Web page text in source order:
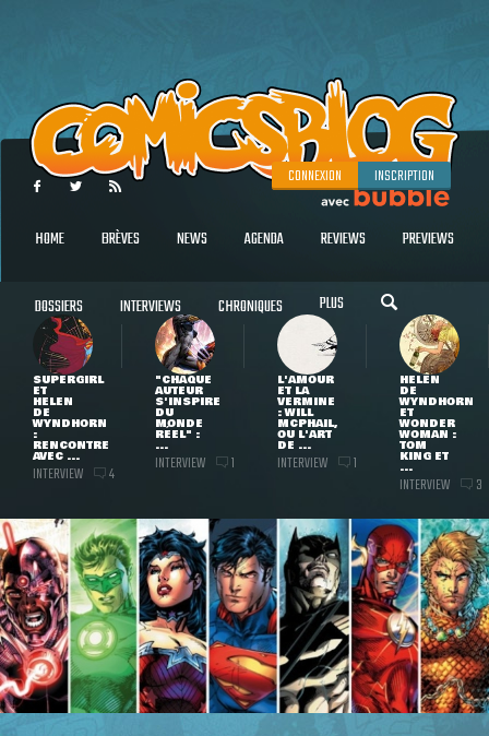
CONNEXION INSCRIPTION
HOME BRÈVES NEWS AGENDA REVIEWS PREVIEWS
DOSSIERS INTERVIEWS CHRONIQUES PLUS
SUPERGIRL
ET
HELEN
DE
WYNDHORN
:
RENCONTRE
AVEC ...
INTERVIEW 4
"CHAQUE
AUTEUR
S'INSPIRE
DU
MONDE
RÉEL" :
...
INTERVIEW 1
L'AMOUR
ET LA
VERMINE
: WILL
MCPHAIL,
OU L'ART
DE ...
INTERVIEW 1
HELEN
DE
WYNDHORN
ET
WONDER
WOMAN :
TOM
KING ET
...
INTERVIEW 3